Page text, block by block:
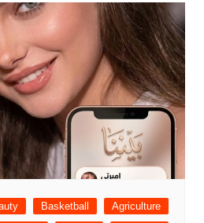
Agriculture
Basketball